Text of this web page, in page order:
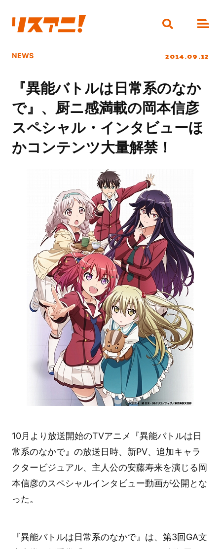
NEWS 2014.09.12
『異能バトルは日常系のなか
で』、厨ニ感満載の岡本信彦
スペシャル・インタビューほ
かコンテンツ大量解禁！
10月より放送開始のTVアニメ『異能バトルは日
常系のなかで』の放送日時、新PV、追加キャラ
クタービジュアル、主人公の安藤寿来を演じる岡
本信彦のスペシャルインタビュー動画が公開とな
った。
『異能バトルは日常系のなかで』は、第3回GA文